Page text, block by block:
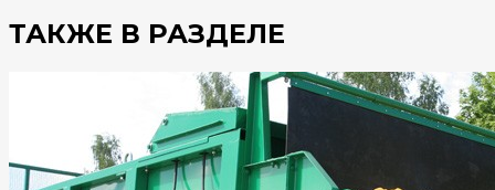
ТАКЖЕ В РАЗДЕЛЕ